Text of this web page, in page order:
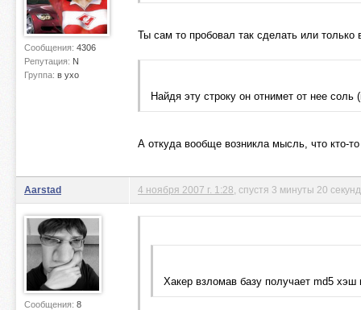
Сообщения: 4306
Репутация: N
Группа: в ухо
Ты сам то пробовал так сделать или только
Найдя эту строку он отнимет от нее
А откуда вообще возникла мысль, что кто-
Aarstad
Сообщения: 8
4 ноября 2007 г. 1:28 , спустя 3 минуты 20 секунд
Хакер взломав базу получает md5